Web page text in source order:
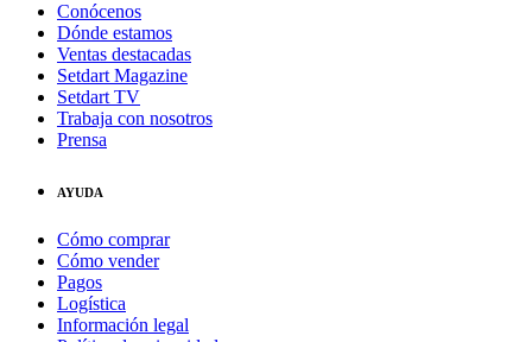
Conócenos
Dónde estamos
Ventas destacadas
Setdart Magazine
Setdart TV
Trabaja con nosotros
Prensa
AYUDA
Cómo comprar
Cómo vender
Pagos
Logística
Información legal